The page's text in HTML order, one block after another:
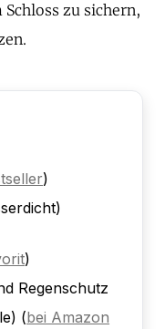
zu sichern,
)
)
Regenschutz
(bei Amazon